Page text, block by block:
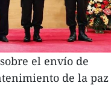
el envío de
de la paz